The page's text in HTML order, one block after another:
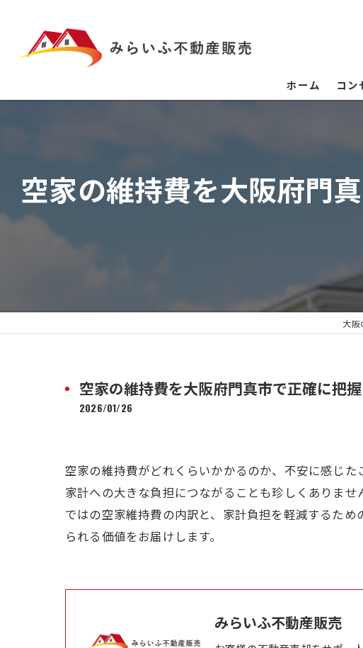
ホーム コン
空家の維持費を大阪府門
大阪
空家の維持費を大阪府門真市で正確に把
2026/01/26
空家の維持費がどれくらいかかるのか、不安に感じ
家計への大きな負担につながることも珍しくありま
ではの空家維持費の内訳と、家計負担を軽減するた
られる価値をお届けします。
みらいふ不動産販売